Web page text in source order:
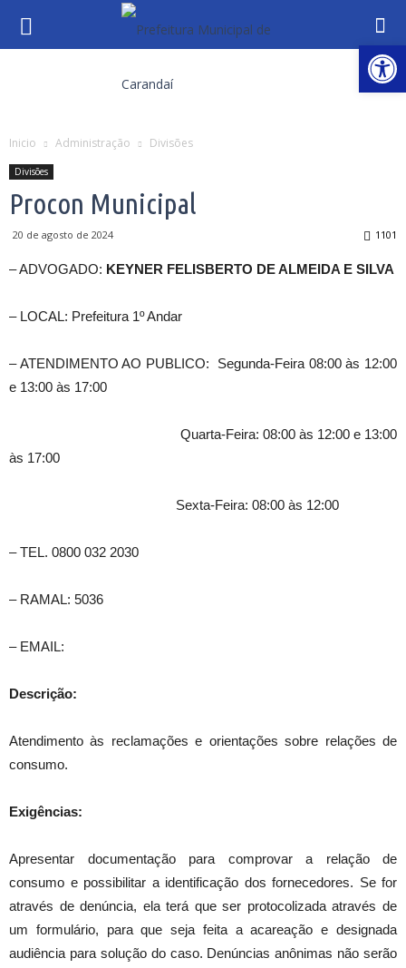
Inicio Administração Divisões
Divisões
Procon Municipal
20 de agosto de 2024 1101
– ADVOGADO: KEYNER FELISBERTO DE ALMEIDA E SILVA
– LOCAL: Prefeitura 1º Andar
– ATENDIMENTO AO PUBLICO: Segunda-Feira 08:00 às 12:00
e 13:00 às 17:00
Quarta-Feira: 08:00 às 12:00 e 13:00
às 17:00
Sexta-Feira: 08:00 às 12:00
– TEL. 0800 032 2030
– RAMAL: 5036
– EMAIL:
Descrição:
Atendimento às reclamações e orientações sobre relações de
consumo.
Exigências:
Apresentar documentação para comprovar a relação de
consumo e possibilitar a identificação dos fornecedores. Se for
através de denúncia, ela terá que ser protocolizada através de
um formulário, para que seja feita a acareação e designada
audiência para solução do caso. Denúncias anônimas não serão
Abrir